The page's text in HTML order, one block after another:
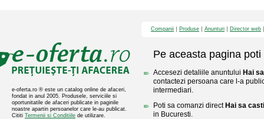
e-oferta.ro ® este un catalog online de afaceri,
fondat in anul 2005. Produsele, serviciile si
oportunitatile de afaceri publicate in paginile
noastre apartin persoanelor care le-au publicat.
Cititi Termenii si Conditiile de utilizare.
Companii Produse Anunturi Director web
Pe aceasta pagina poti
Accesezi detaliile anuntului Hai
contactezi persoana care l-a
intermediari.
Poti sa comanzi direct Hai sa
in Bucuresti.